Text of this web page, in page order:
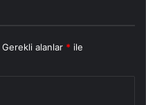
Gerekli alanlar * ile